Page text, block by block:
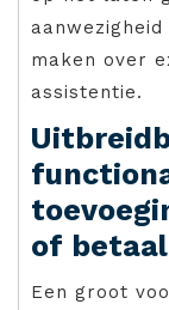
maken over
assistentie.
of
Een groot